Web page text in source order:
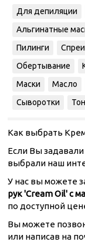
Для депиляции
Альгинатные
Пилинги
Спреи
Обертывание
Маски
Масло
Сыворотки
Как выбрать
Если Вы
выбрали наш
У нас вы можете
рук 'Cream Oil' с
по доступной
Вы можете
или написав на